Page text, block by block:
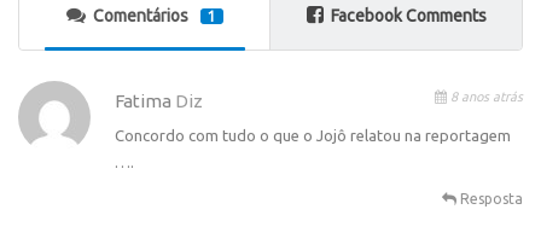
Comentários 1 Facebook Comments
Fatima Diz 8 anos atrás
Concordo com tudo o que o Jojô relatou na reportagem
….
Resposta